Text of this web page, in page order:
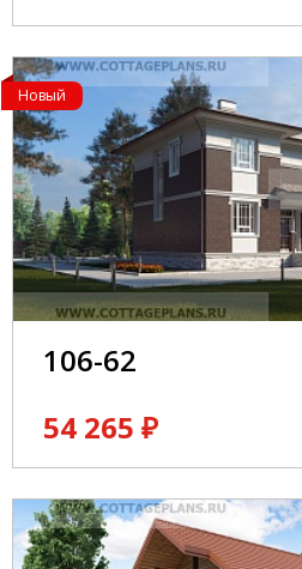
Новый
106-62
54 265 ₽